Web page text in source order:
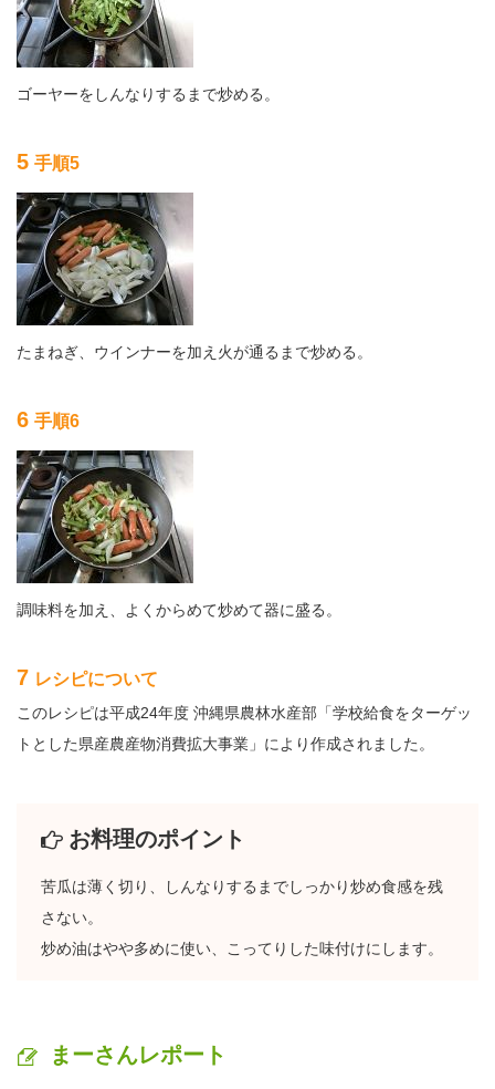
ゴーヤーをしんなりするまで炒める。
5 手順5
たまねぎ、ウインナーを加え火が通るまで炒める。
6 手順6
調味料を加え、よくからめて炒めて器に盛る。
7 レシピについて
このレシピは平成24年度 沖縄県農林水産部「学校給食をターゲッ
トとした県産農産物消費拡大事業」により作成されました。
お料理のポイント
苦瓜は薄く切り、しんなりするまでしっかり炒め食感を残
さない。
炒め油はやや多めに使い、こってりした味付けにします。
まーさんレポート